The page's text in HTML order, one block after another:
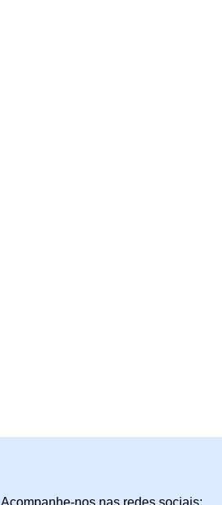
Acompanhe-nos nas redes sociais: